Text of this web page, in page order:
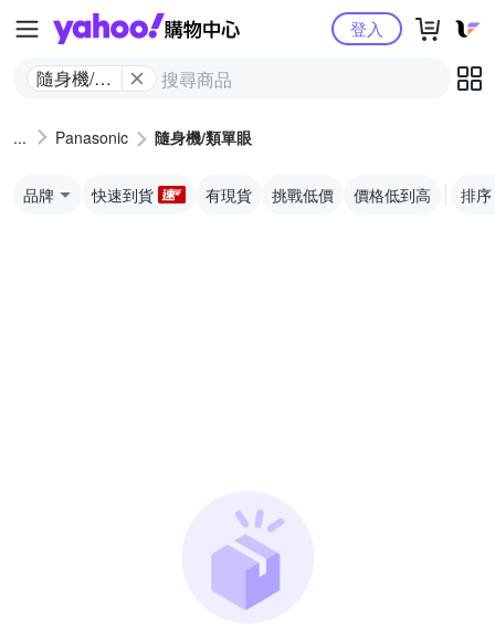
Yahoo購物中心
隨身機/類
登入
Panasonic 隨身機/類單眼
品牌 快速到貨 有現貨 挑戰低價 價格低到高 排序